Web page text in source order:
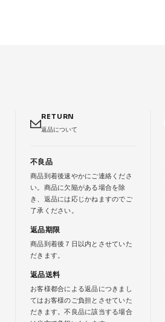
RETURN
返品について
不良品
商品到着後速やかにご連絡くださ
い。商品に欠陥がある場合を除
き、返品には応じかねますのでご
了承ください。
返品期限
商品到着後７日以内とさせていた
だきます。
返品送料
お客様都合による返品につきまし
てはお客様のご負担とさせていた
だきます。不良品に該当する場合